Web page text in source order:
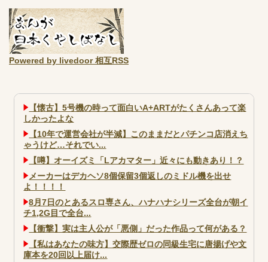
Powered by livedoor 相互RSS
【懐古】5号機の時って面白いA+ARTがたくさんあって楽
しかったよな
【10年で運営会社が半減】このままだとパチンコ店消えち
ゃうけど…それでい...
【噂】オーイズミ「Lアカマター」近々にも動きあり！？
メーカーはデカヘソ8個保留3個返しのミドル機を出せ
よ！！！！
8月7日のとあるスロ専さん、ハナハナシリーズ全台が朝イ
チ1,2G目で全台...
【衝撃】実は主人公が「悪側」だった作品って何がある？
【私はあなたの味方】交際歴ゼロの同級生宅に唐揚げや文
庫本を20回以上届け...